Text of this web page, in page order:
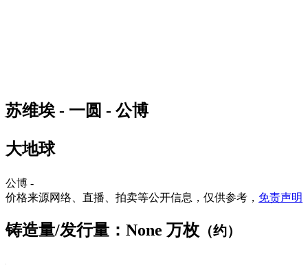
苏维埃 - 一圆 - 公博
大地球
公博 -
价格来源网络、直播、拍卖等公开信息，仅供参考， 免责声明
铸造量/发行量：None 万枚 （约）